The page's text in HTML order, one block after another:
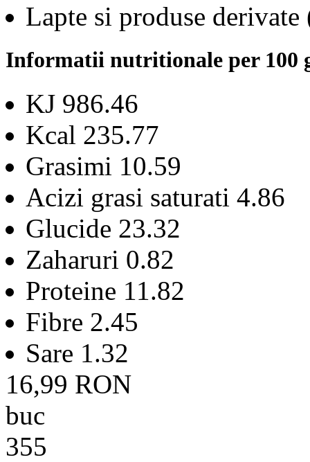
Lapte si produse
Informatii nutritionale per 100
KJ 986.46
Kcal 235.77
Grasimi 10.59
Acizi grasi saturati 4.86
Glucide 23.32
Zaharuri 0.82
Proteine 11.82
Fibre 2.45
Sare 1.32
16,99 RON
buc
355